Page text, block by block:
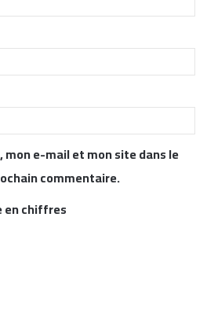
e-mail et mon site dans le
commentaire.
en chiffres